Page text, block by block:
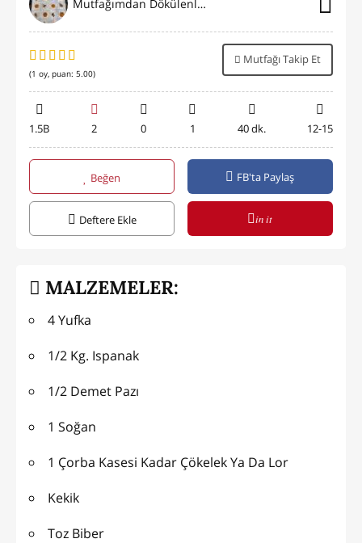
Mutfağımdan Dökülenler
(1 oy, puan: 5.00)
Mutfağı Takip Et
1.5B 2 0 1 40 dk. 12-15
Beğen FB'ta Paylaş
Deftere Ekle in it
MALZEMELER:
4 Yufka
1/2 Kg. Ispanak
1/2 Demet Pazı
1 Soğan
1 Çorba Kasesi Kadar Çökelek Ya Da Lor
Kekik
Toz Biber